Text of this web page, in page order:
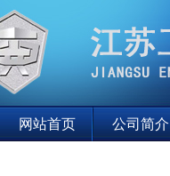
网站首页 公司简介